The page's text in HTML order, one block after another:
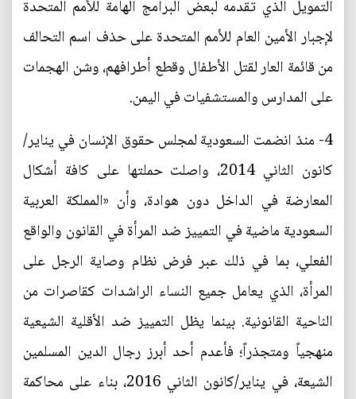
التمويل الذي تقدمه لبعض البرامج الهامة للأمم المتحدة
لإجبار الأمين العام للأمم المتحدة على حذف اسم التحالف
من قائمة العار لقتل الأطفال وقطع أطرافهم، وشن الهجمات
على المدارس والمستشفيات في اليمن.
4- منذ انضمت السعودية لمجلس حقوق الإنسان في يناير/
كانون الثاني 2014، واصلت حملتها على كافة أشكال
المعارضة في الداخل دون هوادة، وأن «المملكة العربية
السعودية ماضية في التمييز ضد المرأة في القانون والواقع
الفعلي، بما في ذلك عبر فرض نظام وصاية الرجل على
المرأة، الذي يعامل جميع النساء الراشدات كقاصرات من
الناحية القانونية. بينما يظل التمييز ضد الأقلية الشيعية
منهجياً ومتجذراً؛ فأعدم أحد أبرز رجال الدين المسلمين
الشيعة، في يناير/كانون الثاني 2016، بناء على محاكمة